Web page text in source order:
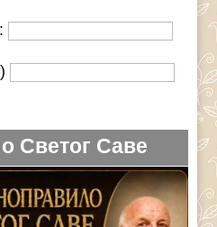
Светог Саве